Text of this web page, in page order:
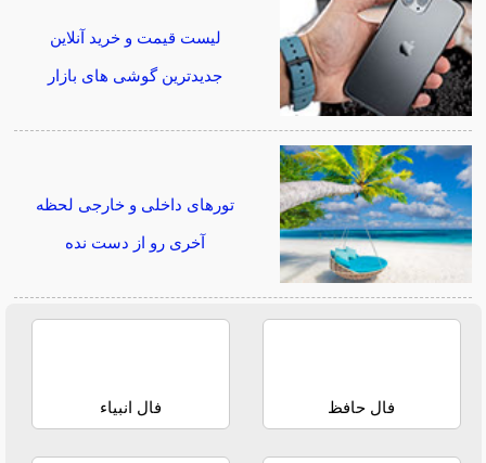
لیست قیمت و خرید آنلاین
جدیدترین گوشی های بازار
تورهای داخلی و خارجی لحظه
آخری رو از دست نده
فال حافظ فال انبیاء